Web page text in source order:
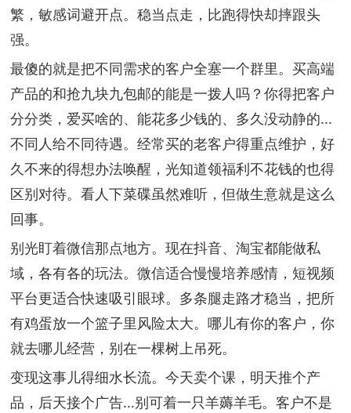
繁，敏感词避开点。稳当点走，比跑得快却摔跟头
强。
最傻的就是把不同需求的客户全塞一个群里。买高端
产品的和抢九块九包邮的能是一拨人吗？你得把客户
分分类，爱买啥的、能花多少钱的、多久没动静的...
不同人给不同待遇。经常买的老客户得重点维护，好
久不来的得想办法唤醒，光知道领福利不花钱的也得
区别对待。看人下菜碟虽然难听，但做生意就是这么
回事。
别光盯着微信那点地方。现在抖音、淘宝都能做私
域，各有各的玩法。微信适合慢慢培养感情，短视频
平台更适合快速吸引眼球。多条腿走路才稳当，把所
有鸡蛋放一个篮子里风险太大。哪儿有你的客户，你
就去哪儿经营，别在一棵树上吊死。
变现这事儿得细水长流。今天卖个课，明天推个产
品，后天接个广告...别可着一只羊薅羊毛。客户不是